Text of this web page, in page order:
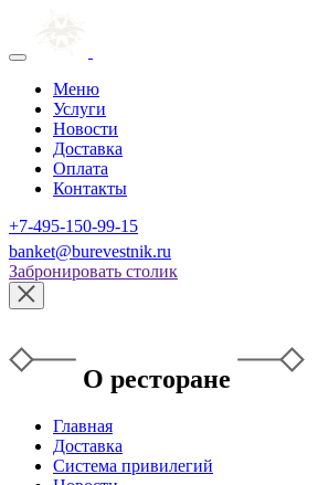
Меню
Услуги
Новости
Доставка
Оплата
Контакты
+7-495-150-99-15
banket@burevestnik.ru
Забронировать столик
О ресторане
Главная
Доставка
Система привилегий